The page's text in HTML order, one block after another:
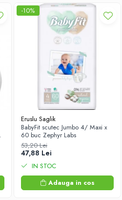
-10%
Eruslu Saglik
BabyFit scutec Jumbo 4/ Maxi x
60 buc Zephyr Labs
53,20 Lei
47,88 Lei
IN STOC
Adauga in cos